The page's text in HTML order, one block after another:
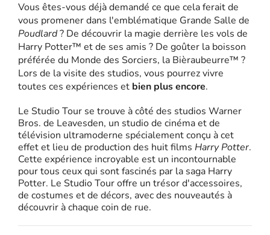
Vous êtes-vous déjà demandé ce que cela ferait de
vous promener dans l'emblématique Grande Salle de
Poudlard? De découvrir la magie derrière les vols de
Harry Potter™ et de ses amis ? De goûter la boisson
préférée du Monde des Sorciers, la Bièraubeurre™ ?
Lors de la visite des studios, vous pourrez vivre
toutes ces expériences et bien plus encore.
Le Studio Tour se trouve à côté des studios Warner
Bros. de Leavesden, un studio de cinéma et de
télévision ultramoderne spécialement conçu à cet
effet et lieu de production des huit films Harry Potter.
Cette expérience incroyable est un incontournable
pour tous ceux qui sont fascinés par la saga Harry
Potter. Le Studio Tour offre un trésor d'accessoires,
de costumes et de décors, avec des nouveautés à
découvrir à chaque coin de rue.